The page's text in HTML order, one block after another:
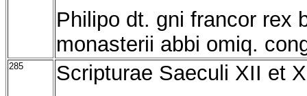
Philipo dt. gni francor rex
monasterii abbi omiq.
285
Scripturae Saeculi XII et